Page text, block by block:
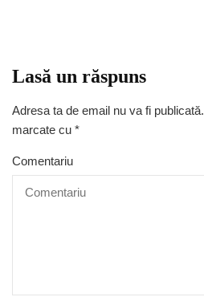
Lasă un răspuns
Adresa ta de email nu va fi publicată.
marcate cu *
Comentariu